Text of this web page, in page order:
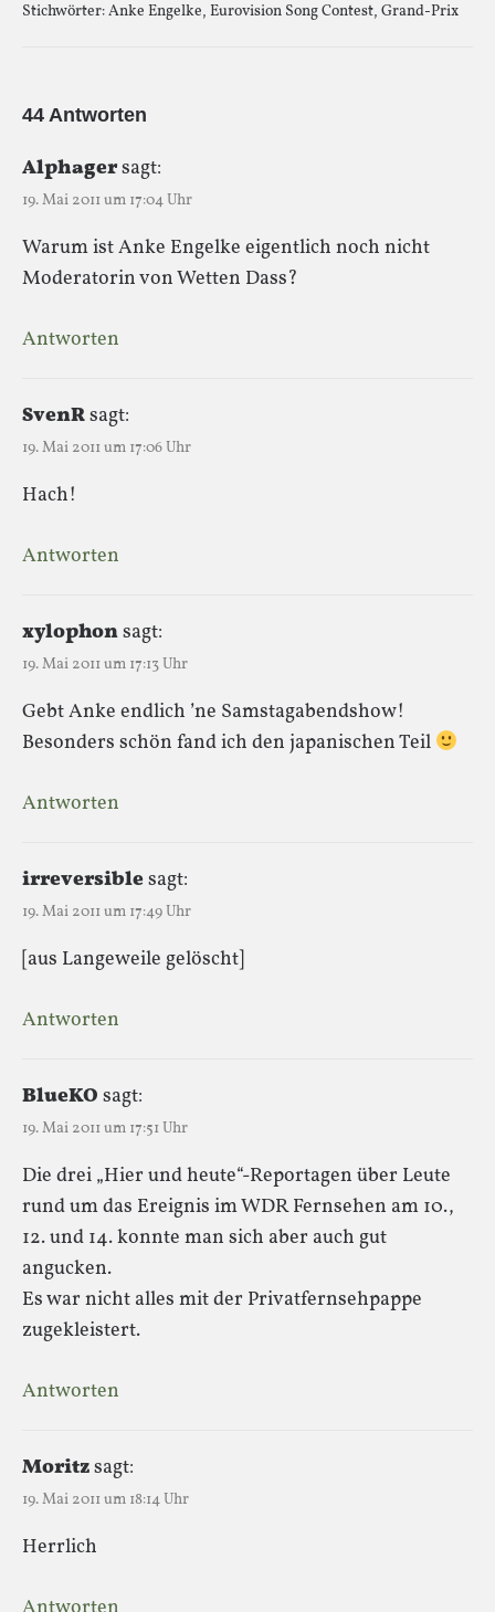
Stichwörter:Anke Engelke, Eurovision Song Contest, Grand-Prix
44 Antworten
Alphagersagt:
19. Mai 2011 um 17:04 Uhr
Warum ist Anke Engelke eigentlich noch nicht
Moderatorin von Wetten Dass?
Antworten
SvenRsagt:
19. Mai 2011 um 17:06 Uhr
Hach!
Antworten
xylophonsagt:
19. Mai 2011 um 17:13 Uhr
Gebt Anke endlich ’ne Samstagabendshow!
Besonders schön fand ich den japanischen Teil
Antworten
irreversiblesagt:
19. Mai 2011 um 17:49 Uhr
[aus Langeweile gelöscht]
Antworten
BlueKO sagt:
19. Mai 2011 um 17:51 Uhr
Die drei „Hier und heute“-Reportagen über Leute
rund um das Ereignis im WDR Fernsehen am 10.,
12. und 14. konnte man sich aber auch gut
angucken.
Es war nicht alles mit der Privatfernsehpappe
zugekleistert.
Antworten
Moritzsagt:
19. Mai 2011 um 18:14 Uhr
Herrlich